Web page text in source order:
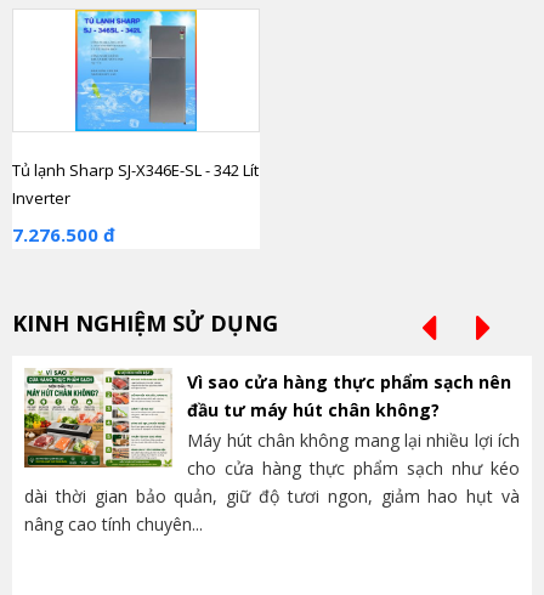
Tủ lạnh Sharp SJ-X346E-SL - 342 Lít
Inverter
7.276.500 đ
KINH NGHIỆM SỬ DỤNG
Vì sao cửa hàng thực phẩm sạch nên
đầu tư máy hút chân không?
Máy hút chân không mang lại nhiều lợi ích
cho cửa hàng thực phẩm sạch như kéo
dài thời gian bảo quản, giữ độ tươi ngon, giảm hao hụt và
nâng cao tính chuyên...